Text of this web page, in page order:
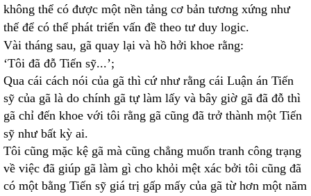
không thể có được một nền tảng cơ bản tương xứng như
thế để có thể phát triển vấn đề theo tư duy logic.
Vài tháng sau, gã quay lại và hồ hởi khoe rằng:
‘Tôi đã đỗ Tiến sỹ...’;
Qua cái cách nói của gã thì cứ như rằng cái Luận án Tiến
sỹ của gã là do chính gã tự làm lấy và bây giờ gã đã đỗ thì
gã chỉ đến khoe với tôi rằng gã cũng đã trở thành một Tiến
sỹ như bất kỳ ai.
Tôi cũng mặc kệ gã mà cũng chẳng muốn tranh công trạng
về việc đã giúp gã làm gì cho khỏi mệt xác bởi tôi cũng đã
có một bằng Tiến sỹ giá trị gấp mấy của gã từ hơn một năm